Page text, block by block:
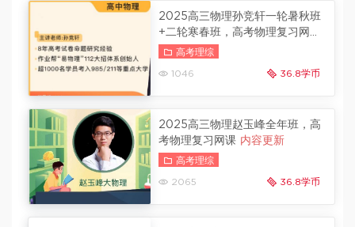
2025高三物理孙竞轩一轮暑秋班
+二轮寒春班，高考物理复习网课
百度云 内容更新
高考理综
1046 36.8学币
2025高三物理赵玉峰全年班，高
考物理复习网课 内容更新
高考理综
2065 36.8学币